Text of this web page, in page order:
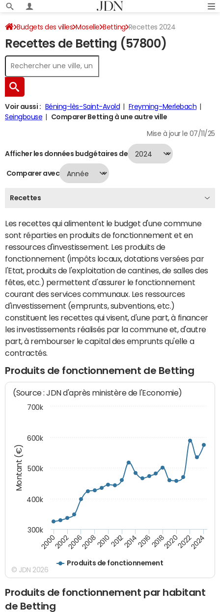
Budgets des villes Moselle Betting Recettes 2024
Recettes de Betting (57800)
Voir aussi : Béning-lès-Saint-Avold
Freyming-Merlebach
Seingbouse
Comparer Betting à une autre ville
Mise à jour le 07/11/25
Afficher les données budgétaires de
Comparer avec
Recettes
Les recettes qui alimentent le budget d'une commune
sont réparties en produits de fonctionnement et en
ressources d'investissement. Les produits de
fonctionnement (impôts locaux, dotations versées par
l'Etat, produits de l'exploitation de cantines, de salles des
fêtes, etc.) permettent d'assurer le fonctionnement
courant des services communaux. Les ressources
d'investissement (emprunts, subventions, etc.)
constituent les recettes qui visent, d'une part, à financer
les investissements réalisés par la commune et, d'autre
part, à rembourser le capital des emprunts qu'elle a
contractés.
Produits de fonctionnement de Betting
Montant (€)
(Source : JDN d'après ministère de l'Economie)
Produits de fonctionnement
200020022006200820102012201420162018202020222024
300k
400k
500k
600k
700k
© JDN 2026
Produits de fonctionnement par habitant
de Betting